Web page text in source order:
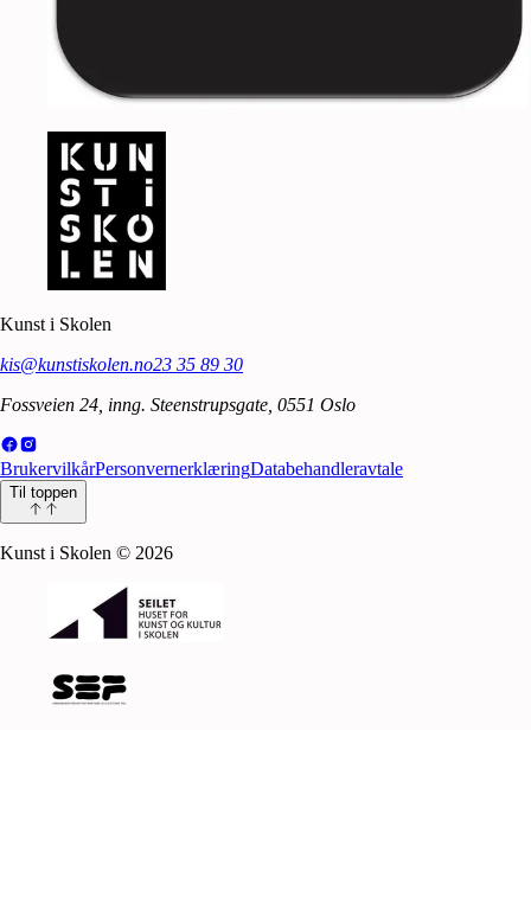
Kunst i Skolen
kis@kunstiskolen.no23 35 89 30
Fossveien 24, inng. Steenstrupsgate, 0551 Oslo
BrukervilkårPersonvernerklæringDatabehandleravtale
Til toppen
Kunst i Skolen © 2026